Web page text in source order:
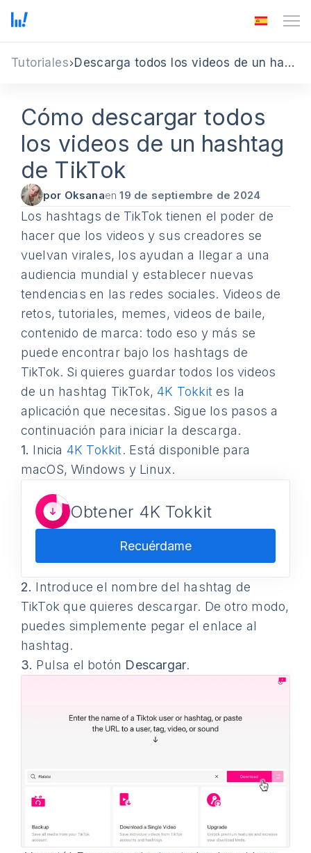
Tutoriales Descarga todos los videos de un hashtag de TikTok
Cómo descargar todos
los videos de un hashtag
de TikTok
por Oksanaen19 de septiembre de 2024
Los hashtags de TikTok tienen el poder de
hacer que los videos y sus creadores se
vuelvan virales, los ayudan a llegar a una
audiencia mundial y establecer nuevas
tendencias en las redes sociales. Videos de
retos, tutoriales, memes, videos de baile,
contenido de marca: todo eso y más se
puede encontrar bajo los hashtags de
TikTok. Si quieres guardar todos los videos
de un hashtag TikTok,4K Tokkit es la
aplicación que necesitas. Sigue los pasos a
continuación para iniciar la descarga.
1. Inicia 4K Tokkit. Está disponible para
macOS, Windows y Linux.
Obtener 4K Tokkit
Recuérdame
2. Introduce el nombre del hashtag de
TikTok que quieres descargar. De otro modo,
puedes simplemente pegar el enlace al
hashtag.
3. Pulsa el botón Descargar.